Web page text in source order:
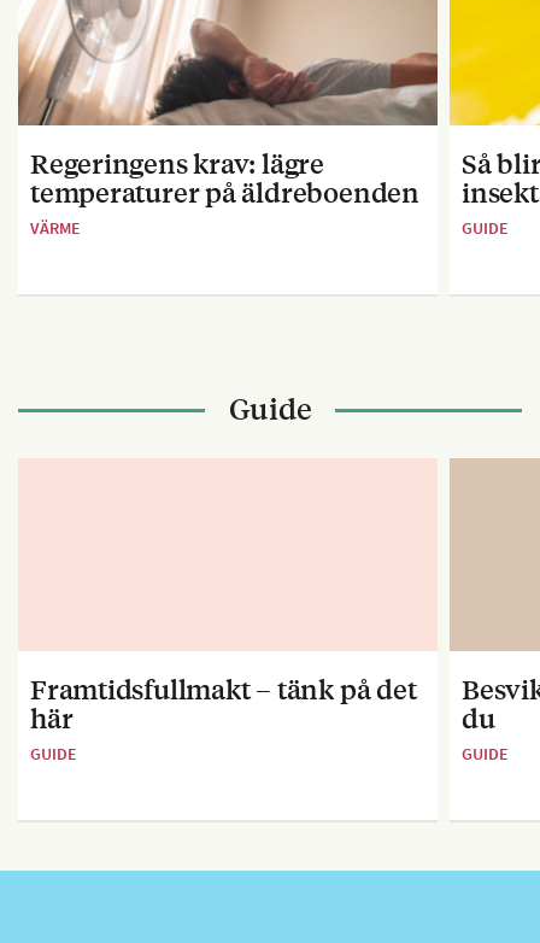
Regeringens krav: lägre
temperaturer på äldreboenden
VÄRME
Så
GUIDE
Guide
Framtidsfullmakt – tänk på det
här
GUIDE
du
GUIDE